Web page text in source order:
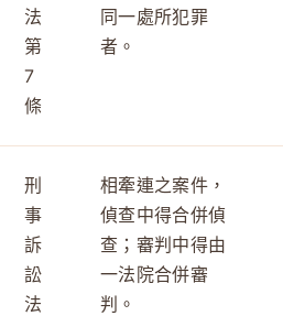
法
第
7
條
同一處所犯罪
者。
刑
事
訴
訟
法
相牽連之案件，
偵查中得合併偵
查；審判中得由
一法院合併審
判。